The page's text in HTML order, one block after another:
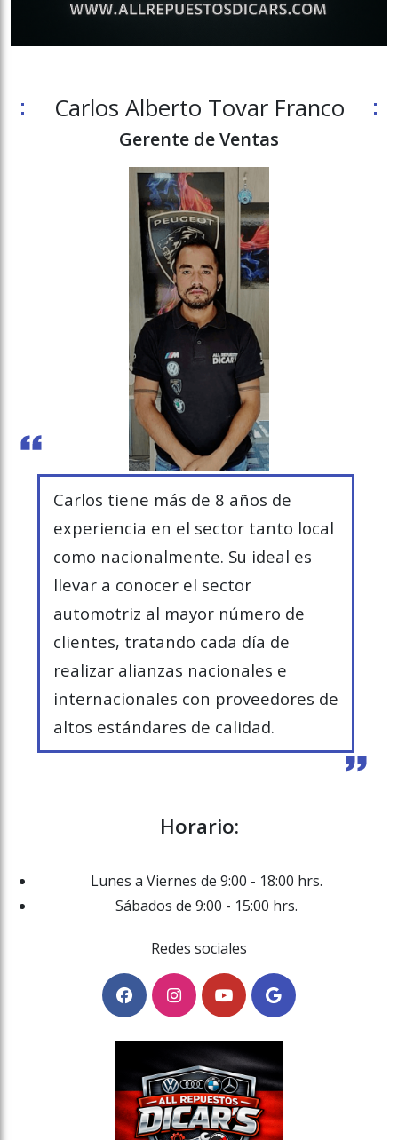
Carlos Alberto Tovar Franco
Gerente de Ventas
Carlos tiene más de 8 años de
experiencia en el sector tanto local
como nacionalmente. Su ideal es
llevar a conocer el sector
automotriz al mayor número de
clientes, tratando cada día de
realizar alianzas nacionales e
internacionales con proveedores de
altos estándares de calidad.
Horario:
Lunes a Viernes de 9:00 - 18:00 hrs.
Sábados de 9:00 - 15:00 hrs.
Redes sociales